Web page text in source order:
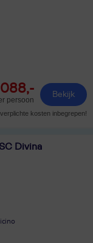
persoon
Bekijk
kosten inbegrepen!
Divina